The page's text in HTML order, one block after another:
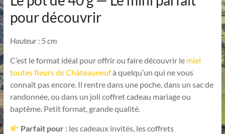
pour découvrir
Hauteur : 5 cm
C’est le format idéal pour offrir ou faire découvrir le miel
toutes fleurs de Châteauneufà quelqu’un qui ne vous
connaît pas encore. Il rentre dans une poche, dans un sac de
randonnée, ou dans un joli coffret cadeau mariage ou
baptême. Petit format, grande qualité.
Parfait pour :les cadeaux invités, les coffrets